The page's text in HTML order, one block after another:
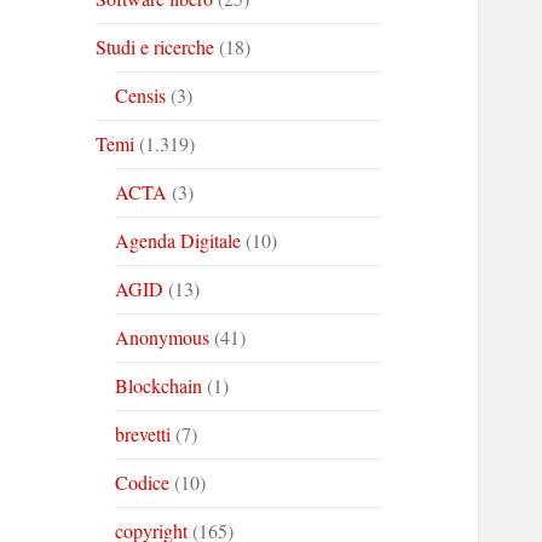
Studi e ricerche(18)
Censis(3)
Temi (1.319)
ACTA (3)
Agenda Digitale(10)
AGID (13)
Anonymous(41)
Blockchain (1)
brevetti (7)
Codice(10)
copyright(165)